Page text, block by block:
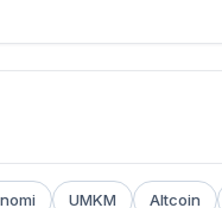
UMKM Altcoin